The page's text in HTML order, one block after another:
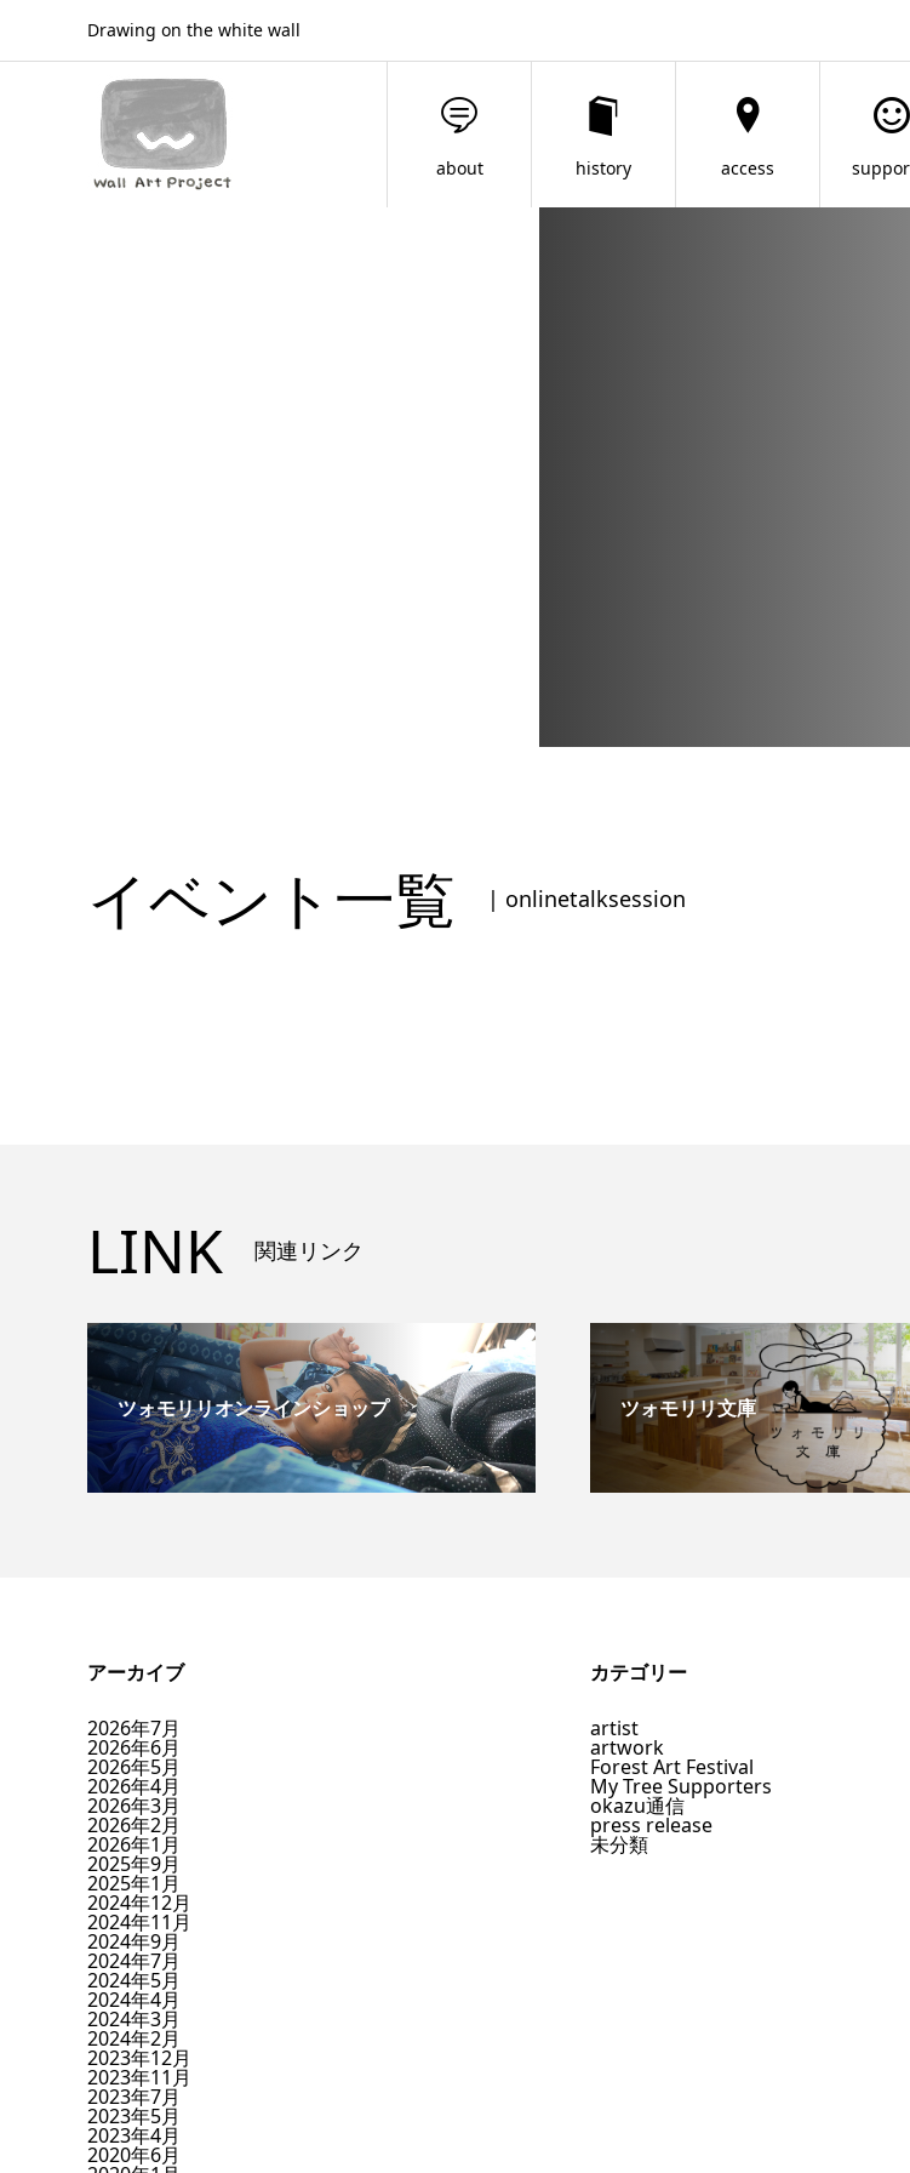
Drawing on the white wall
about history access
イベント一覧 | onlinetalksession
LINK 関連リンク
ツォモリリオンラインショップ ツォモリリ文庫
アーカイブ
2026年7月
2026年6月
2026年5月
2026年4月
2026年3月
2026年2月
2026年1月
2025年9月
2025年1月
2024年12月
2024年11月
2024年9月
2024年7月
2024年5月
2024年4月
2024年3月
2024年2月
2023年12月
2023年11月
2023年7月
2023年5月
2023年4月
2020年6月
カテゴリー
artist
artwork
Forest Art Festival
My Tree Supporters
okazu通信
press release
未分類